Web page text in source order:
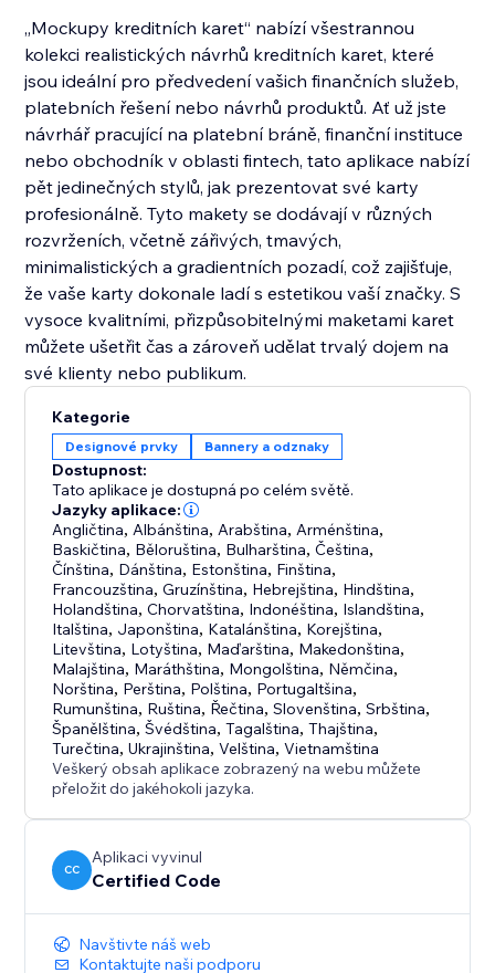
„Mockupy kreditních karet“ nabízí všestrannou
kolekci realistických návrhů kreditních karet, které
jsou ideální pro předvedení vašich finančních služeb,
platebních řešení nebo návrhů produktů. Ať už jste
návrhář pracující na platební bráně, finanční instituce
nebo obchodník v oblasti fintech, tato aplikace nabízí
pět jedinečných stylů, jak prezentovat své karty
profesionálně. Tyto makety se dodávají v různých
rozvrženích, včetně zářivých, tmavých,
minimalistických a gradientních pozadí, což zajišťuje,
že vaše karty dokonale ladí s estetikou vaší značky. S
vysoce kvalitními, přizpůsobitelnými maketami karet
můžete ušetřit čas a zároveň udělat trvalý dojem na
své klienty nebo publikum.
Kategorie
Designové prvky Bannery a odznaky
Dostupnost:
Tato aplikace je dostupná po celém světě.
Jazyky aplikace:
Angličtina, Albánština, Arabština, Arménština,
Baskičtina, Běloruština, Bulharština,Čeština,
Čínština, Dánština, Estonština, Finština,
Francouzština,Gruzínština, Hebrejština, Hindština,
Holandština,Chorvatština, Indonéština, Islandština,
Italština, Japonština, Katalánština, Korejština,
Litevština, Lotyština, Maďarština, Makedonština,
Malajština, Maráthština, Mongolština, Němčina,
Norština, Perština, Polština, Portugaltšina,
Rumunština, Ruština, Řečtina,Slovenština,Srbština,
Španělština,Švédština,Tagalština,Thajština,
Turečtina,Ukrajinština,Velština,Vietnamština
Veškerý obsah aplikace zobrazený na webu můžete
přeložit do jakéhokoli jazyka.
CC
Aplikaci vyvinul
Certified Code
Navštivte náš web
Kontaktujte naši podporu